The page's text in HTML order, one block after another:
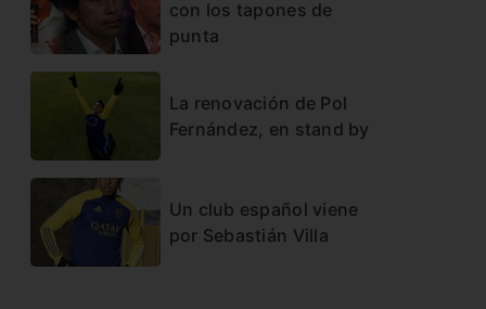
con los tapones de
punta
La renovación de Pol
Fernández, en stand by
Un club español viene
por Sebastián Villa